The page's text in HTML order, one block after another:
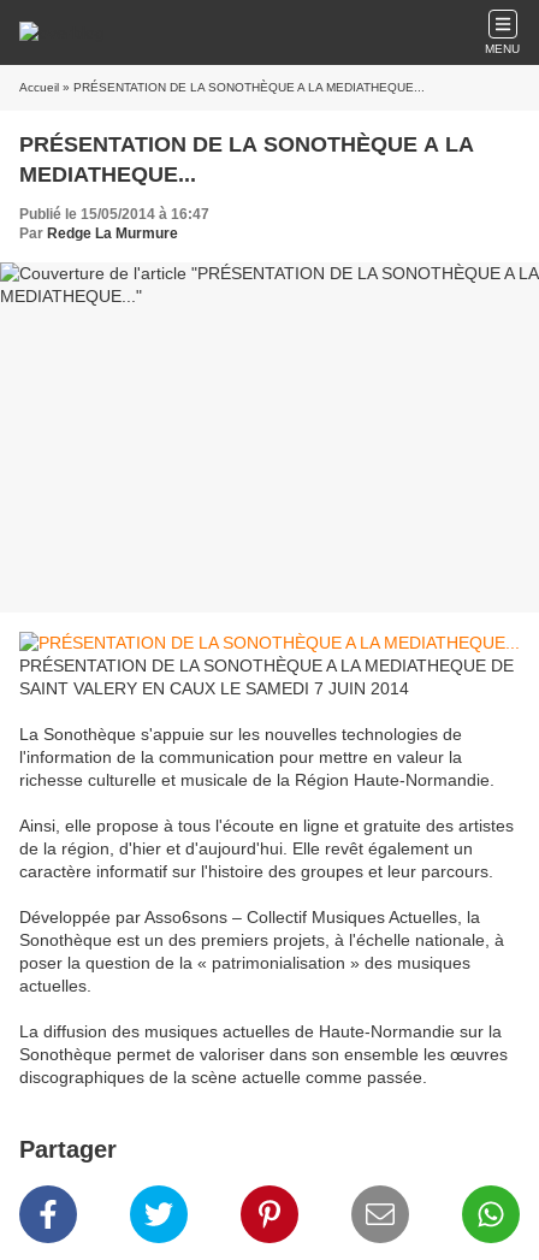
MENU
Accueil » PRÉSENTATION DE LA SONOTHÈQUE A LA MEDIATHEQUE...
PRÉSENTATION DE LA SONOTHÈQUE A LA
MEDIATHEQUE...
Publié le 15/05/2014 à 16:47
Par Redge La Murmure
PRÉSENTATION DE LA SONOTHÈQUE A LA MEDIATHEQUE DE
SAINT VALERY EN CAUX LE SAMEDI 7 JUIN 2014
La Sonothèque s'appuie sur les nouvelles technologies de
l'information de la communication pour mettre en valeur la
richesse culturelle et musicale de la Région Haute-Normandie.
Ainsi, elle propose à tous l'écoute en ligne et gratuite des artistes
de la région, d'hier et d'aujourd'hui. Elle revêt également un
caractère informatif sur l'histoire des groupes et leur parcours.
Développée par Asso6sons – Collectif Musiques Actuelles, la
Sonothèque est un des premiers projets, à l'échelle nationale, à
poser la question de la « patrimonialisation » des musiques
actuelles.
La diffusion des musiques actuelles de Haute-Normandie sur la
Sonothèque permet de valoriser dans son ensemble les œuvres
discographiques de la scène actuelle comme passée.
Partager